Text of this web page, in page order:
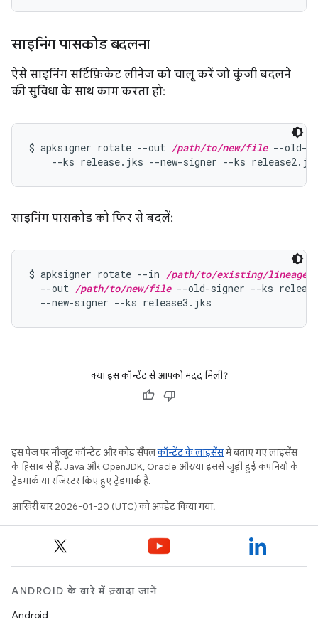
साइनिंग पासकोड बदलना
ऐसे साइनिंग सर्टिफ़िकेट लीनेज को चालू करें जो कुंजी बदलने
की सुविधा के साथ काम करता हो:
$ apksigner rotate --out /path/to/new/file --old-
--ks release.jks --new-signer --ks
साइनिंग पासकोड को फिर से बदलें:
$ apksigner rotate --in /path/to/existing/lineage
  --out
/path/to/new/file --old-signer --ks
  --new-signer --ks release3.jks
क्या इस कॉन्टेंट से आपको मदद मिली?
इस पेज पर मौजूद कॉन्टेंट और कोड सैंपलकॉन्टेंट के लाइसेंसमें बताए गए लाइसेंस
के हिसाब से हैं. Java और OpenJDK, Oracle और/या इससे जुड़ी हुई कंपनियों के
ट्रेडमार्क या रजिस्टर किए हुए ट्रेडमार्क हैं.
आखिरी बार 2026-01-20 (UTC) को अपडेट किया गया.
ANDROID के बारे में ज़्यादा जानें
Android